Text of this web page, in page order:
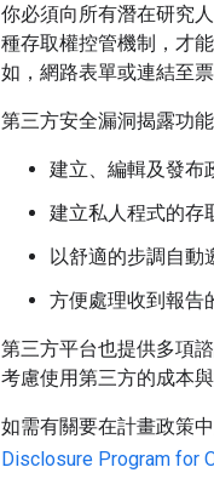
你必須向所有潛在研究
種存取權控管機制，才
如，網路表單或連結至
第三方安全漏洞揭露功
建立、編輯及發布
建立私人程式的存
以舒適的步調自動
方便處理收到報告
第三方平台也提供多項
考慮使用第三方的成本
如需有關要在計畫政策
Disclosure Program for